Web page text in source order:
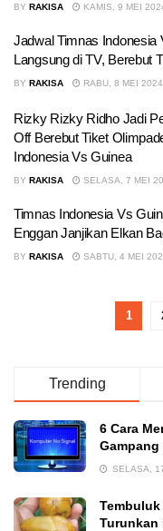
BY RAKISA KAMIS, 9 MEI
Jadwal Timnas Indonesia
Langsung di TV, Berebut
BY RAKISA RABU, 8 MEI 2024
Rizky Rizky Ridho Jadi
Off Berebut Tiket
Indonesia Vs Guinea
BY RAKISA SELASA, 7 MEI
Timnas Indonesia Vs
Enggan Janjikan Elkan
BY RAKISA SABTU, 4 MEI
1
Trending
6 Cara
SELASA,
Turunkan